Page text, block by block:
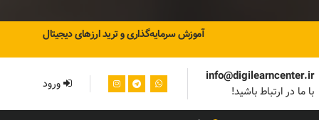
آموزش سرمایه‌گذاری و ترید ارزهای دیجیتال
info@digilearncenter.ir
با ما در ارتباط باشید! ورود